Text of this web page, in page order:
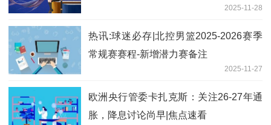
2025-11-28
热讯:球迷必存|北控男篮2025-2026赛季
常规赛赛程-新增潜力赛备注
2025-11-27
欧洲央行管委卡扎克斯：关注26-27年通
胀，降息讨论尚早|焦点速看